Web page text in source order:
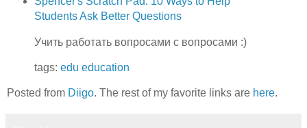
Students Ask Better Questions
Учить работать вопросами с вопросами :)
tags: edu education
Posted from Diigo. The rest of my favorite links are here.